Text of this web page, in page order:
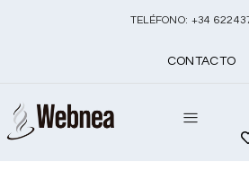
TELÉFONO: +34
CONTACTO